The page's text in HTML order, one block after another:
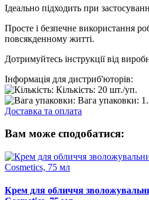
Ідеально підходить при
Просте і безпечне використання
повсякденному житті.
Дотримуйтесь інструкції від
Інформація для дистриб'юторів:
Кількість: 20 шт./уп.
Вага упаковки:
Доставка та оплата
Вам може сподобатися:
Крем для обличчя